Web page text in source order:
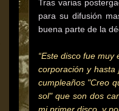
Tras varias
para su difusión
buena parte de la
“Este disco fue
corporación y
cumpleaños "Creo
sol" que son dos